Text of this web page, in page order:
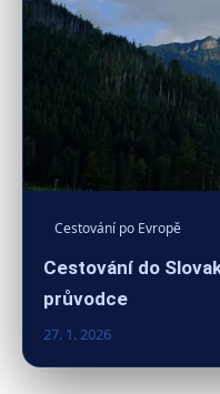
Cestování po Evropě
Cestování do
průvodce
27. 1. 2026